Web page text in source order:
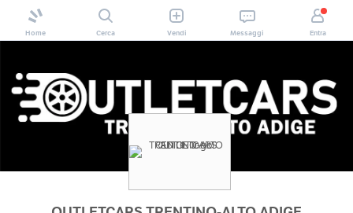
Home Cerca Vendi Messaggi Entra